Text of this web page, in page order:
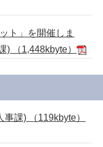
ト」を開催しま
) （1,448kbyte）
課) （119kbyte）